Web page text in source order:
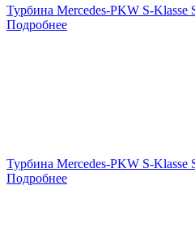
Турбина Mercedes-PKW S-
Подробнее
Турбина Mercedes-PKW S-
Подробнее